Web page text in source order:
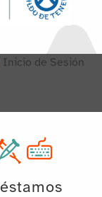
Inicio de Sesión